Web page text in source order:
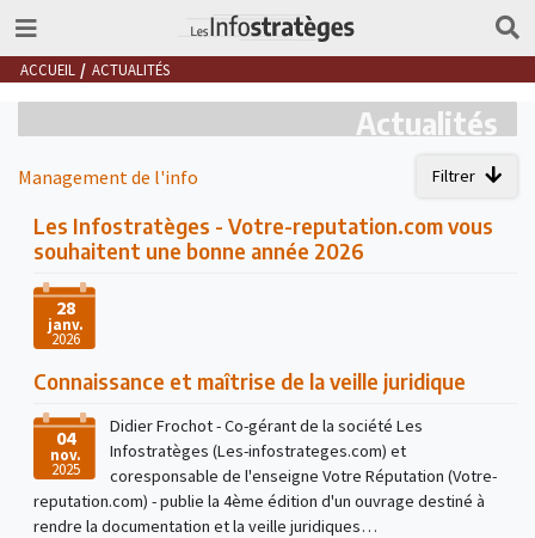
ACCUEIL ACTUALITÉS
Actualités
Management de l'info Filtrer
Les Infostratèges - Votre-reputation.com vous
souhaitent une bonne année 2026
28
janv.
2026
Connaissance et maîtrise de la veille juridique
04
nov.
2025
Didier Frochot - Co-gérant de la société Les
Infostratèges (Les-infostrateges.com) et
coresponsable de l'enseigne Votre Réputation (Votre-
reputation.com) - publie la 4ème édition d'un ouvrage destiné à
rendre la documentation et la veille juridiques…